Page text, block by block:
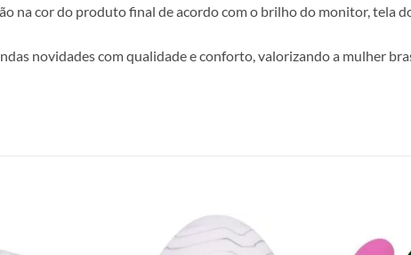
na cor do produto final de acordo com o brilho do monitor, tela
novidades com qualidade e conforto, valorizando a mulher